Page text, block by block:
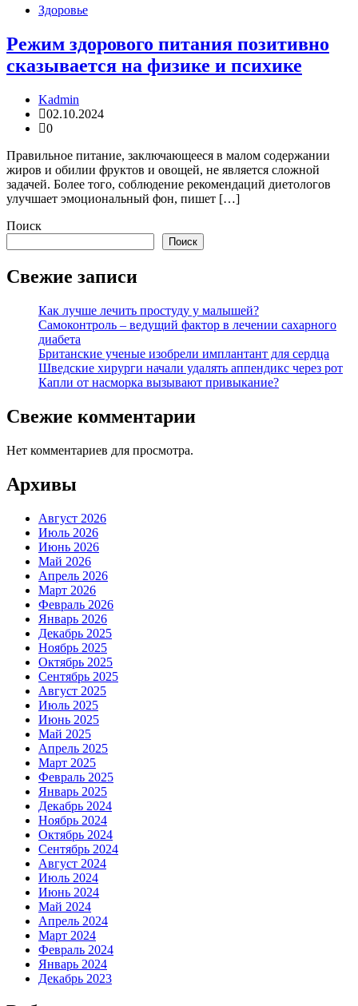
Здоровье
Режим здорового питания позитивно
сказывается на физике и психике
Kadmin
02.10.2024
0
Правильное питание, заключающееся в малом содержании
жиров и обилии фруктов и овощей, не является сложной
задачей. Более того, соблюдение рекомендаций диетологов
улучшает эмоциональный фон, пишет […]
Поиск
Поиск
Свежие записи
Как лучше лечить простуду у малышей?
Самоконтроль – ведущий фактор в лечении сахарного
диабета
Британские ученые изобрели имплантант для сердца
Шведские хирурги начали удалять аппендикс через рот
Капли от насморка вызывают привыкание?
Свежие комментарии
Нет комментариев для просмотра.
Архивы
Август 2026
Июль 2026
Июнь 2026
Май 2026
Апрель 2026
Март 2026
Февраль 2026
Январь 2026
Декабрь 2025
Ноябрь 2025
Октябрь 2025
Сентябрь 2025
Август 2025
Июль 2025
Июнь 2025
Май 2025
Апрель 2025
Март 2025
Февраль 2025
Январь 2025
Декабрь 2024
Ноябрь 2024
Октябрь 2024
Сентябрь 2024
Август 2024
Июль 2024
Июнь 2024
Май 2024
Апрель 2024
Март 2024
Февраль 2024
Январь 2024
Декабрь 2023